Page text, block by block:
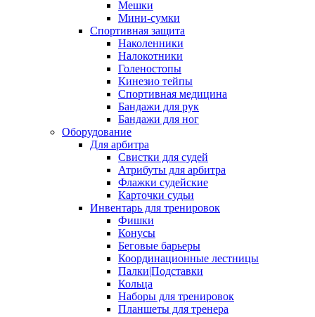
Мешки
Мини-сумки
Спортивная защита
Наколенники
Налокотники
Голеностопы
Кинезио тейпы
Спортивная медицина
Бандажи для рук
Бандажи для ног
Оборудование
Для арбитра
Свистки для судей
Атрибуты для арбитра
Флажки судейские
Карточки судьи
Инвентарь для тренировок
Фишки
Конусы
Беговые барьеры
Координационные лестницы
Палки|Подставки
Кольца
Наборы для тренировок
Планшеты для тренера